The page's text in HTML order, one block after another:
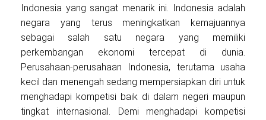
Indonesia yang sangat menarik ini. Indonesia adalah
negara yang terus meningkatkan kemajuannya
sebagai salah satu negara yang memiliki
perkembangan ekonomi tercepat di dunia.
Perusahaan-perusahaan Indonesia, terutama usaha
kecil dan menengah sedang mempersiapkan diri untuk
menghadapi kompetisi baik di dalam negeri maupun
tingkat internasional. Demi menghadapi kompetisi